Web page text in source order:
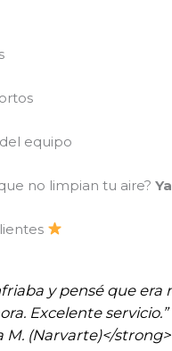
equipo
no limpian tu aire?
y pensé que
Excelente servicio.”
(Narvarte)</strong>